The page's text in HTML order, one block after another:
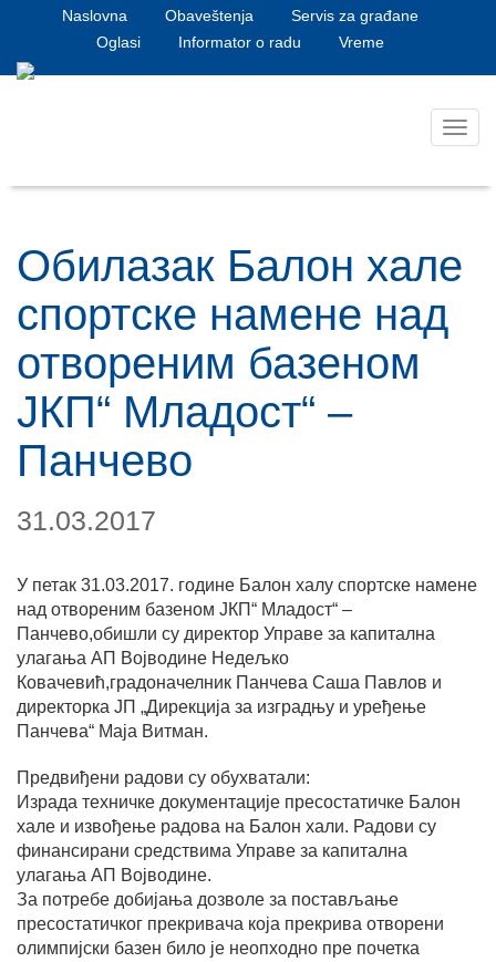
Naslovna Obaveštenja
Servis za građane
Oglasi
Informator o radu Vreme
Обилазак Балон хале
спортске намене над
отвореним базеном
ЈКП“ Младост“ –
Панчево
31.03.2017
У петак 31.03.2017. године Балон халу спортске намене
над отвореним базеном ЈКП“ Младост“ –
Панчево,обишли су директор Управе за капитална
улагања АП Војводине Недељко
Ковачевић,градоначелник Панчева Саша Павлов и
директорка ЈП „Дирекција за изградњу и уређење
Панчева“ Маја Витман.
Предвиђени радови су обухватали:
Израда техничке документације пресостатичке Балон
хале и извођење радова на Балон хали. Радови су
финансирани средствима Управе за капитална
улагања АП Војводине.
За потребе добијања дозволе за постављање
пресостатичког прекривача која прекрива отворени
олимпијски базен било је неопходно пре почетка